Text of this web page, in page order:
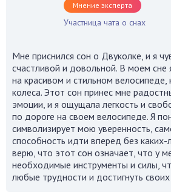
Мнение эксперта
Участница чата о снах
Мне приснился сон о Двуколке, и я
счастливой и довольной. В моем сне
на красивом и стильном
колеса. Этот сон принес мне
эмоции, и я ощущала легкость и
по дороге на своем велосипеде. Я
символизирует мою уверенность,
способность идти вперед без каких-
верю, что этот сон означает, что у
необходимые инструменты и силы,
любые трудности и достигнуть своих